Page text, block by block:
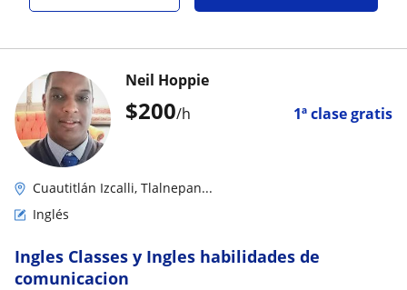
$200/h 1ª clase gratis
Neil Hoppie
Cuautitlán Izcalli, Tlalnepan...
Inglés
Ingles Classes y Ingles habilidades de
comunicacion